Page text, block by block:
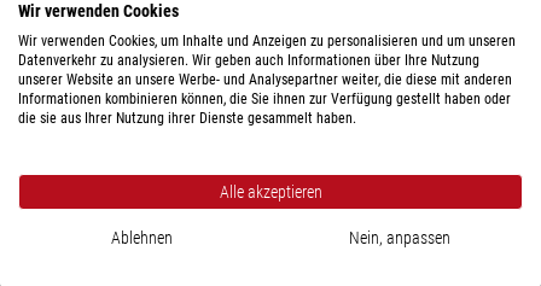
$ 49,90
versandfertig in6-10 Wochen
Wir verwenden Cookies
Wir verwenden Cookies, um Inhalte und Anzeigen zu personalisieren und um unseren
Datenverkehr zu analysieren. Wir geben auch Informationen über Ihre Nutzung
unserer Website an unsere Werbe- und Analysepartner weiter, die diese mit anderen
Informationen kombinieren können, die Sie ihnen zur Verfügung gestellt haben oder
die sie aus Ihrer Nutzung ihrer Dienste gesammelt haben.
Alle akzeptieren
Ablehnen Nein, anpassen